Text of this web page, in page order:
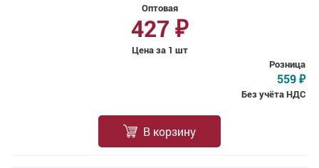
Оптовая
427 ₽
Цена за 1 шт
Розница
559 ₽
Без учёта НДС
В корзину